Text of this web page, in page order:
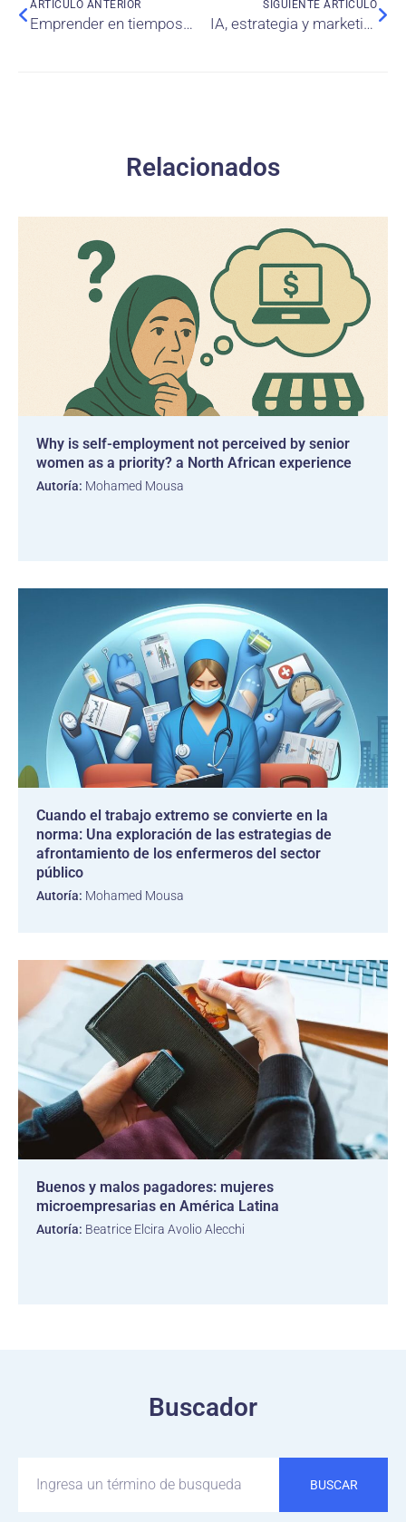
ARTÍCULO ANTERIOR
Emprender en tiempos de crisis: una realidad marcada por el género
SIGUIENTE ARTÍCULO
IA, estrategia y marketing internacional: decisiones, datos y desigualdades en la nueva economía digital
Relacionados
Why is self-employment not perceived by senior
women as a priority? a North African experience
Autoría: Mohamed Mousa
Cuando el trabajo extremo se convierte en la
norma: Una exploración de las estrategias de
afrontamiento de los enfermeros del sector
público
Autoría: Mohamed Mousa
Buenos y malos pagadores: mujeres
microempresarias en América Latina
Autoría: Beatrice Elcira Avolio Alecchi
Buscador
BUSCAR